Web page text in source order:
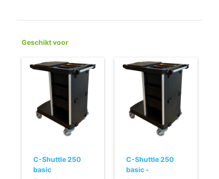
Geschikt voor
C-Shuttle 250
basic
C-Shuttle 250
basic -